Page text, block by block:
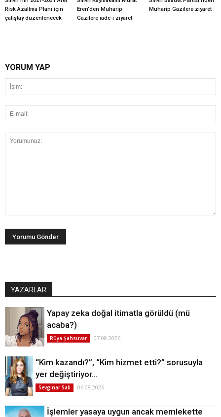
Risk Azaltma Planı için
çalıştay düzenlenecek
Eren’den Muharip
Gazilere iade-i ziyaret
Muharip Gazilere ziyaret
YORUM YAP
YAZARLAR
Yapay zeka doğal itimatla görüldü (mü
acaba?)
Rüya Şahsuvar 07.08.2026
“Kim kazandı?”, “Kim hizmet etti?” sorusuyla
yer değiştiriyor…
Sevginar Sali 06.08.2026
İşlemler yasaya uygun ancak memlekette